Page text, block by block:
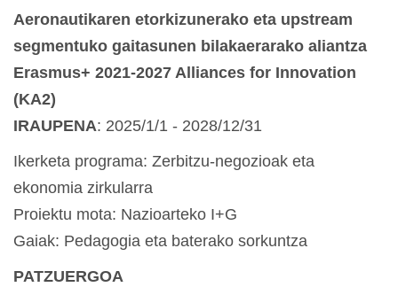
Aeronautikaren etorkizunerako eta upstream
segmentuko gaitasunen bilakaerarako aliantza
Erasmus+ 2021-2027 Alliances for Innovation
(KA2)
IRAUPENA: 2025/1/1 - 2028/12/31
Ikerketa programa: Zerbitzu-negozioak eta
ekonomia zirkularra
Proiektu mota: Nazioarteko I+G
Gaiak: Pedagogia eta baterako sorkuntza
PATZUERGOA